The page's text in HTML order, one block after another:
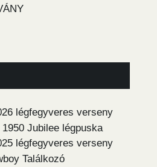
légfegyveres verseny
Jubilee légpuska
légfegyveres verseny
Találkozó